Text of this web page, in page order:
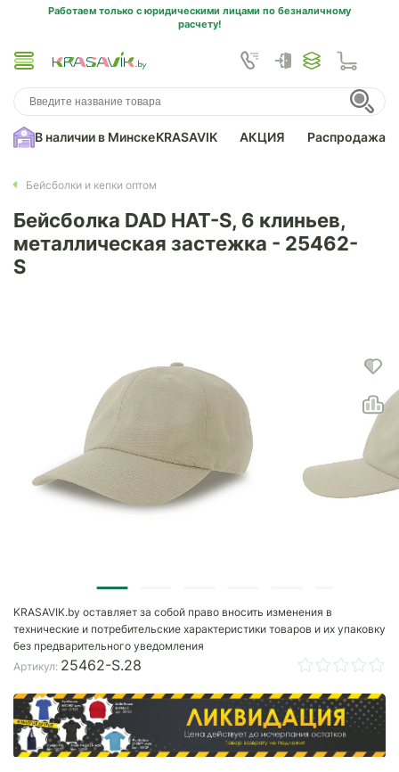
Работаем только с юридическими лицами по безналичному
расчету!
В наличии в МинскеKRASAVIK АКЦИЯ Распродажа
Бейсболки и кепки оптом
Бейсболка DAD HAT-S, 6 клиньев,
металлическая застежка - 25462-
S
KRASAVIK.by оставляет за собой право вносить изменения в
технические и потребительские характеристики товаров и их упаковку
без предварительного уведомления
Артикул: 25462-S.28